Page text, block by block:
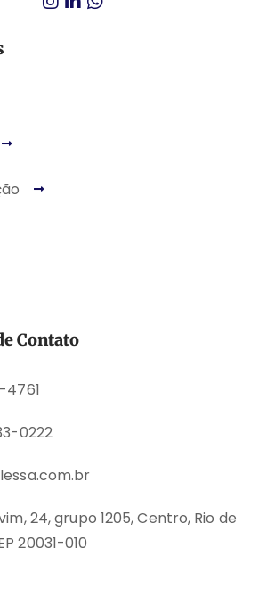
Contato
4761
0222
24, grupo 1205, Centro, Rio de
20031-010